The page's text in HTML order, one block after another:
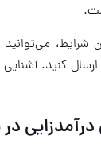
کنید. آشنایی
درآمدزایی